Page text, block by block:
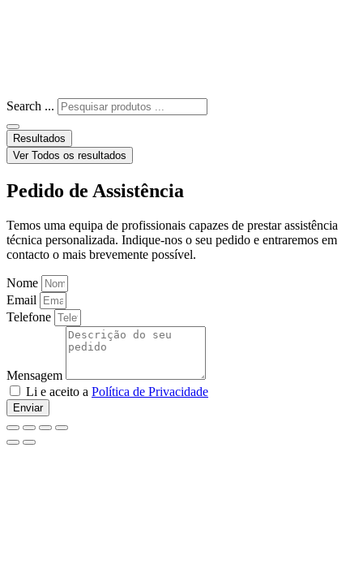
Search ...
Resultados
Ver Todos os resultados
Pedido de Assistência
Temos uma equipa de profissionais capazes de prestar assistência
técnica personalizada. Indique-nos o seu pedido e entraremos em
contacto o mais brevemente possível.
Nome
Email
Telefone
Mensagem
Li e aceito a Política de Privacidade
Enviar